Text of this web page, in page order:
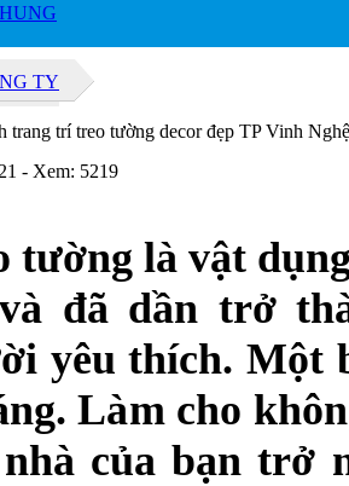
TY
trang trí treo tường decor đẹp TP Vinh
- Xem: 5219
tường là vật
đã dần trở
yêu thích. Một
Làm cho
của bạn trở